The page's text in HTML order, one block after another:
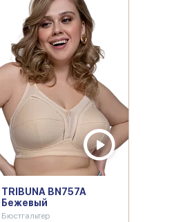
TRIBUNA BN757A
Бежевый
Бюстгальтер